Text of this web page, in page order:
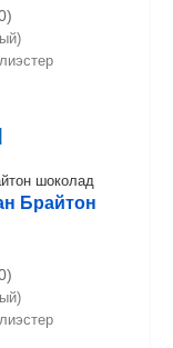
Брайтон